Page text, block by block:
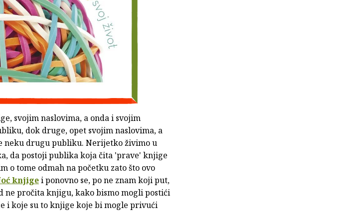
svojim naslovima, a onda i svojim
dok druge, opet svojim naslovima, a
neku drugu publiku. Nerijetko živimo u
da postoji publika koja čita 'prave' knjige
o tome odmah na početku zato što ovo
knjigei ponovno se, po ne znam koji put,
pročita knjigu, kako bismo mogli postići
i koje su to knjige koje bi mogle privući